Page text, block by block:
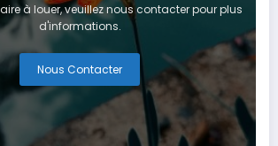
à louer, veuillez nous contacter pour plus
d'informations.
Nous Contacter